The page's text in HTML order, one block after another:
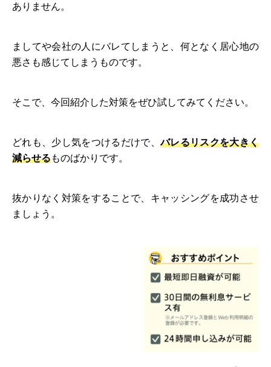
ありません。
ましてや会社の人にバレてしまうと、何となく居心地の
悪さも感じてしまうものです。
そこで、今回紹介した対策をぜひ試してみてください。
どれも、少し気をつけるだけで、バレるリスクを大きく
減らせるものばかりです。
抜かりなく対策をすることで、キャッシングを成功させ
ましょう。